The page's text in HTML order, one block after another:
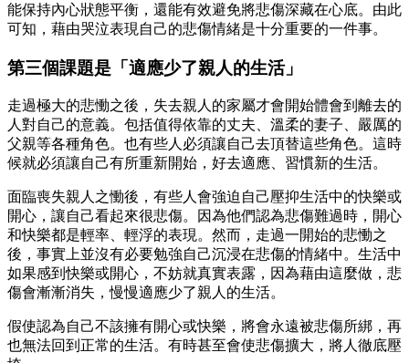
能保持內心狀態平衡，還能有效避免將悲傷深藏在心底。由此
可知，藉由哭泣表現自己的悲傷情緒是十分重要的一件事。
第三個課題是「適應少了親人的生活」
走過極大的悲慟之後，失去親人的家屬才會開始體會到離去的
人對自己的意義。包括值得依靠的丈夫、溫柔的妻子、嚴厲的
父親等各種角色。也有些人必須讓自己去頂替這些角色。這時
候就必須讓自己有所重新開始，好去適應、習慣新的生活。
面臨喪失親人之慟後，有些人會強迫自己壓抑生活中的快樂或
開心，讓自己看起來很悲傷。因為他們認為悲傷難過時，開心
和快樂都是輕率、輕浮的表現。然而，走過一開始的悲慟之
後，事實上並沒有必要勉強自己沉浸在悲傷的情緒中。生活中
如果感到快樂或開心，不妨就真實表露，因為藉由這麼做，悲
傷會漸漸消失，慢慢適應少了親人的生活。
假使認為自己不該擁有開心或快樂，將會永遠被悲傷所綁，再
也無法回到正常的生活。有時甚至會使悲傷擴大，將人徹底壓